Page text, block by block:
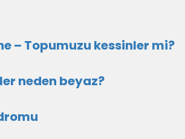
– Topumuzu kessinler mi?
neden beyaz?